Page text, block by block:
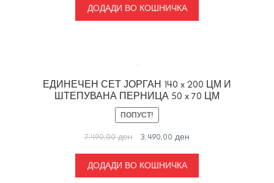
was:
8.490,00 ден. 4.490,00 ден.
ДОДАДИ ВО КОШНИЧКА
ЕДИНЕЧЕН СЕТ ЈОРГАН 140 x 200 ЦМ И
ШТЕПУВАНА ПЕРНИЦА 50 x 70 ЦМ
ПОПУСТ!
7.490,00ден
Original
was:
7.490,00 ден.
3.490,00ден
3.490,00 ден.
ДОДАДИ ВО КОШНИЧКА